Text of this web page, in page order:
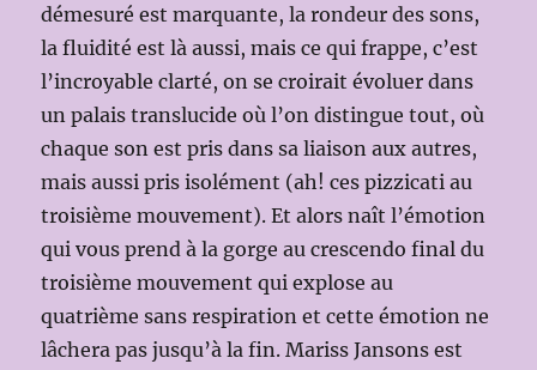
démesuré est marquante, la rondeur des sons,
la fluidité est là aussi, mais ce qui frappe, c’est
l’incroyable clarté, on se croirait évoluer dans
un palais translucide où l’on distingue tout, où
chaque son est pris dans sa liaison aux autres,
mais aussi pris isolément (ah! ces pizzicati au
troisième mouvement). Et alors naît l’émotion
qui vous prend à la gorge au crescendo final du
troisième mouvement qui explose au
quatrième sans respiration et cette émotion ne
lâchera pas jusqu’à la fin. Mariss Jansons est